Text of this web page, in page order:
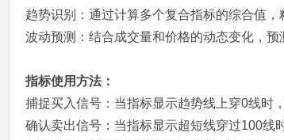
趋势识别：通过计算多个复合指标的综合值，
波动预测：结合成交量和价格的动态变化，预
指标使用方法：
捕捉买入信号：当指标显示趋势线上穿0线时
确认卖出信号：当指标显示超短线穿过100线